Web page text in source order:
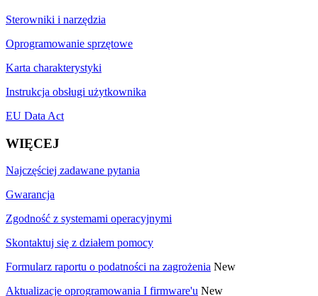
Sterowniki i narzędzia
Oprogramowanie sprzętowe
Karta charakterystyki
Instrukcja obsługi użytkownika
EU Data Act
WIĘCEJ
Najczęściej zadawane pytania
Gwarancja
Zgodność z systemami operacyjnymi
Skontaktuj się z działem pomocy
Formularz raportu o podatności na zagrożenia New
Aktualizacje oprogramowania I firmware'u New